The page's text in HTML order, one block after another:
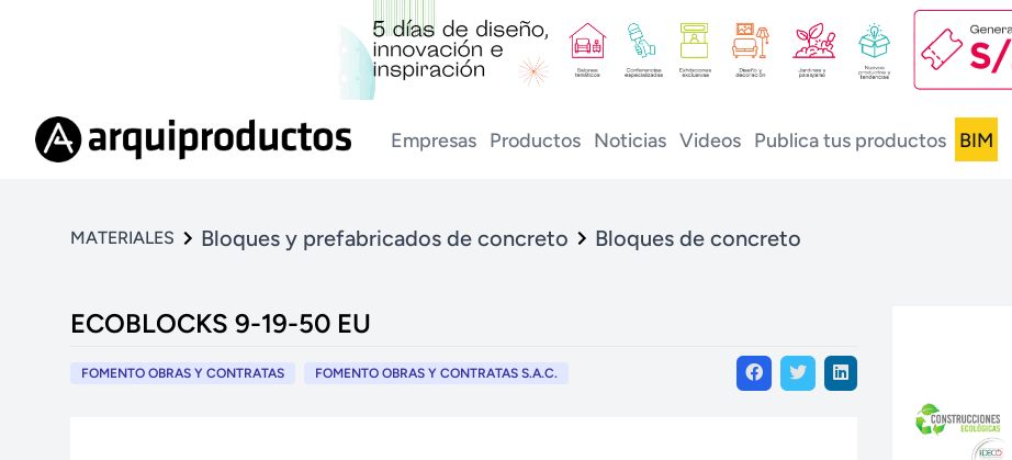
Empresas Productos Noticias Videos Publica tus productos BIM
MATERIALES Bloques y prefabricados de concreto Bloques de concreto
ECOBLOCKS 9-19-50 EU
FOMENTO OBRAS Y CONTRATAS FOMENTO OBRAS Y CONTRATAS S.A.C.